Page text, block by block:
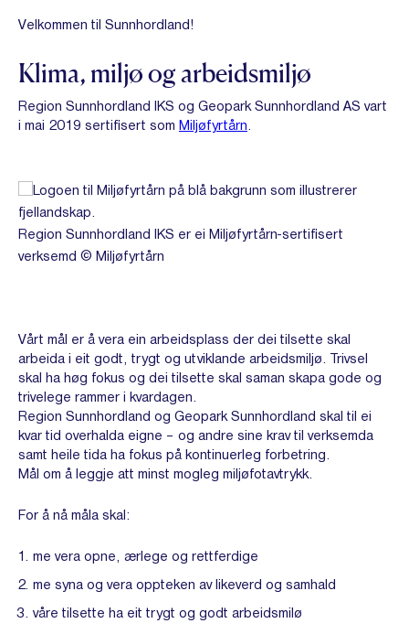
Velkommen til Sunnhordland!
Klima, miljø og arbeidsmiljø
Region Sunnhordland IKS og Geopark Sunnhordland AS vart
i mai 2019 sertifisert som Miljøfyrtårn.
Region Sunnhordland IKS er ei Miljøfyrtårn-sertifisert
verksemd © Miljøfyrtårn
Vårt mål er å vera ein arbeidsplass der dei tilsette skal
arbeida i eit godt, trygt og utviklande arbeidsmiljø. Trivsel
skal ha høg fokus og dei tilsette skal saman skapa gode og
trivelege rammer i kvardagen.
Region Sunnhordland og Geopark Sunnhordland skal til ei
kvar tid overhalda eigne – og andre sine krav til verksemda
samt heile tida ha fokus på kontinuerleg forbetring.
Mål om å leggje att minst mogleg miljøfotavtrykk.
For å nå måla skal:
me vera opne, ærlege og rettferdige
me syna og vera oppteken av likeverd og samhald
våre tilsette ha eit trygt og godt arbeidsmilø